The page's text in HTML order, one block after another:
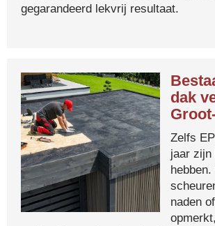
gegarandeerd lekvrij resultaat.
dak
Zelfs
jaar zijn
naden